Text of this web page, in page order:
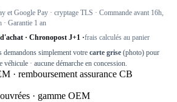
et Google Pay · cryptage TLS · Commande avant 16h,
· Garantie 1 an
d'achat · Chronopost J+1 ·frais calculés au panier
simplement votre carte grise (photo) pour
· aucune démarche en concession.
· remboursement assurance CB
· gamme OEM